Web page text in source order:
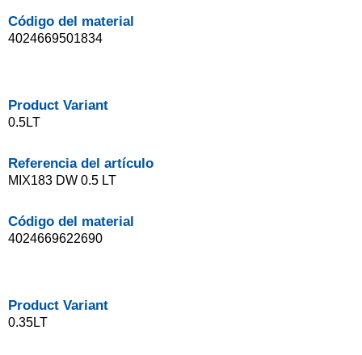
Código del material
4024669501834
Product Variant
0.5LT
Referencia del artículo
MIX183 DW 0.5 LT
Código del material
4024669622690
Product Variant
0.35LT